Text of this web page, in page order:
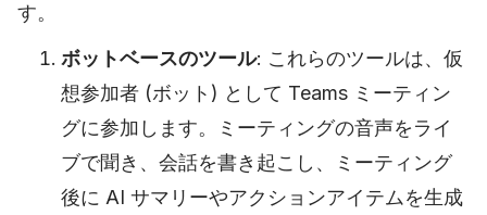
す。
ボットベースのツール: これらのツールは、仮
想参加者 (ボット) として Teams ミーティン
グに参加します。ミーティングの音声をライ
ブで聞き、会話を書き起こし、ミーティング
後に AI サマリーやアクションアイテムを生成